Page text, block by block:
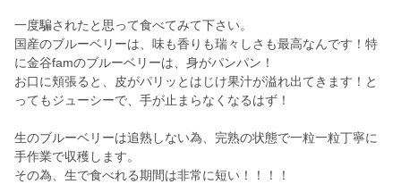
一度騙されたと思って食べてみて下さい。
国産のブルーベリーは、味も香りも瑞々しさも最高なんです！特
に金谷famのブルーベリーは、身がパンパン！
お口に頬張ると、皮がパリッとはじけ果汁が溢れ出てきます！と
ってもジューシーで、手が止まらなくなるはず！
生のブルーベリーは追熟しない為、完熟の状態で一粒一粒丁寧に
手作業で収穫します。
その為、生で食べれる期間は非常に短い！！！！